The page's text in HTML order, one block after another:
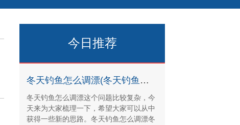
今日推荐
冬天钓鱼怎么调漂(冬天钓鱼怎么调漂视频教程)
冬天钓鱼怎么调漂这个问题比较复杂，今
天来为大家梳理一下，希望大家可以从中
获得一些新的思路。冬天钓鱼怎么调漂冬